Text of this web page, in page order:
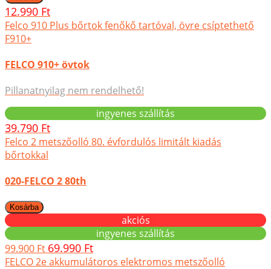
12.990 Ft
Felco 910 Plus bőrtok fenőkő tartóval, övre csíptethető
F910+
FELCO 910+ övtok
Pillanatnyilag nem rendelhető!
ingyenes szállítás
39.790 Ft
Felco 2 metszőolló 80. évfordulós limitált kiadás
bőrtokkal
020-FELCO 2 80th
akciós
ingyenes szállítás
99.900 Ft 69.990 Ft
FELCO 2e akkumulátoros elektromos metszőolló